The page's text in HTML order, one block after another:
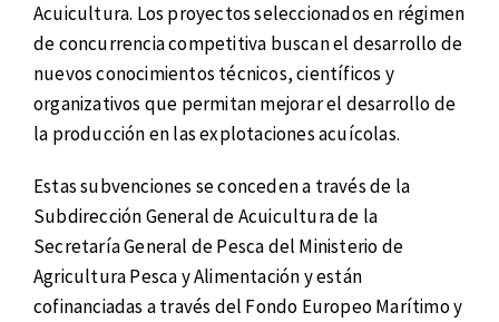
Acuicultura. Los proyectos seleccionados en régimen
de concurrencia competitiva buscan el desarrollo de
nuevos conocimientos técnicos, científicos y
organizativos que permitan mejorar el desarrollo de
la producción en las explotaciones acuícolas.
Estas subvenciones se conceden a través de la
Subdirección General de Acuicultura de la
Secretaría General de Pesca del Ministerio de
Agricultura Pesca y Alimentación y están
cofinanciadas a través del Fondo Europeo Marítimo y